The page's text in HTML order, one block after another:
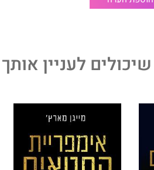
מה שאני מרגישה לגבי מייגן
מה שאפשר לצפות ממארץ' ועוד
את הקוראת מתנשפת מרוב
לעניין אותך